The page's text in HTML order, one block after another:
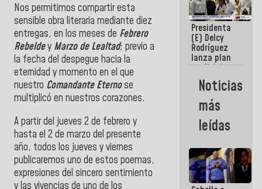
Nos permitimos compartir esta
sensible obra literaria mediante diez
entregas, en los meses de Febrero
Rebeldey Marzo de Lealtad; previo a
la fecha del despegue hacia la
eternidad y momento en el que
nuestro Comandante Eternose
multiplicó en nuestros corazones.
A partir del jueves 2 de febrero y
hasta el 2 de marzo del presente
año, todos los jueves y viernes
publicaremos uno de estos poemas,
expresiones del sincero sentimiento
y las vivencias de uno de los
para
atención de
emergencia
sísmica en
la última
semana
Presidenta
(E) Delcy
Rodríguez
lanza plan
crediticio
con subsidio
a Juntas de
Condominio
Noticias
más
leídas